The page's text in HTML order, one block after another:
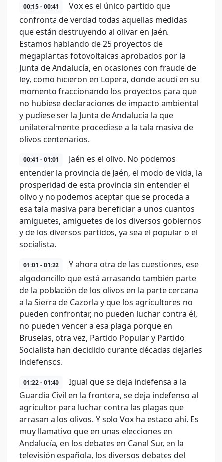
00:15 - 00:41
Vox es el único partido que
confronta de verdad todas aquellas medidas
que están destruyendo al olivar en Jaén.
Estamos hablando de 25 proyectos de
megaplantas fotovoltaicas aprobados por la
Junta de Andalucía, en ocasiones con fraude de
ley, como hicieron en Lopera, donde acudí en su
momento fraccionando los proyectos para que
no hubiese declaraciones de impacto ambiental
y pudiese ser la Junta de Andalucía la que
unilateralmente procediese a la tala masiva de
olivos centenarios.
00:41 - 01:01
Jaén es el olivo. No podemos
entender la provincia de Jaén, el modo de vida, la
prosperidad de esta provincia sin entender el
olivo y no podemos aceptar que se proceda a
esa tala masiva para beneficiar a unos cuantos
amiguetes, amiguetes de los diversos gobiernos
y de los diversos partidos, ya sea el popular o el
socialista.
01:01 - 01:22
Y ahora otra de las cuestiones, ese
algodoncillo que está arrasando también parte
de la población de los olivos en la parte cercana
a la Sierra de Cazorla y que los agricultores no
pueden confrontar, no pueden luchar contra él,
no pueden vencer a esa plaga porque en
Bruselas, otra vez, Partido Popular y Partido
Socialista han decidido durante décadas dejarles
indefensos.
01:22 - 01:40
Igual que se deja indefensa a la
Guardia Civil en la frontera, se deja indefenso al
agricultor para luchar contra las plagas que
arrasan a los olivos. Y solo Vox ha estado ahí. Es
muy llamativo que en unas elecciones en
Andalucía, en los debates en Canal Sur, en la
televisión española, los diversos debates del